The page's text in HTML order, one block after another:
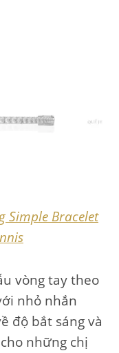
Simple Bracelet
vòng tay theo
nhỏ nhắn
độ bắt sáng và
những chị